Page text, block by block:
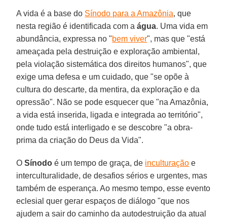
A vida é a base do Sínodo para a Amazônia, que
nesta região é identificada com aágua. Uma vida em
abundância, expressa no "bem viver", mas que "está
ameaçada pela destruição e exploração ambiental,
pela violação sistemática dos direitos humanos", que
exige uma defesa e um cuidado, que "se opõe à
cultura do descarte, da mentira, da exploração e da
opressão". Não se pode esquecer que "na Amazônia,
a vida está inserida, ligada e integrada ao território",
onde tudo está interligado e se descobre "a obra-
prima da criação do Deus da Vida".
OSínodo é um tempo de graça, de inculturação e
interculturalidade, de desafios sérios e urgentes, mas
também de esperança. Ao mesmo tempo, esse evento
eclesial quer gerar espaços de diálogo "que nos
ajudem a sair do caminho da autodestruição da atual